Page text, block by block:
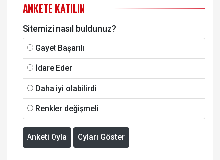
ANKETE KATILIN
Sitemizi nasıl buldunuz?
Gayet Başarılı
İdare Eder
Daha iyi olabilirdi
Renkler değişmeli
Anketi Oyla Oyları Göster